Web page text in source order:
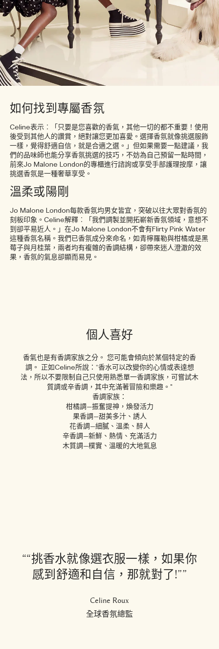
如何找到專屬香氛
Celine表示︰「只要是您喜歡的香氣，其他一切的都不重要！使用
後受到其他人的讚賞，絕對讓您更加喜愛。選擇香氛就像挑選服飾
一樣，覺得舒適自信，就是合適之選。」但如果需要一點建議，我
們的品味師也能分享香氛挑選的技巧，不妨為自己預留一點時間，
前來Jo Malone London的專櫃進行諮詢或享受手部護理按摩，讓
挑選香氛是一種奢華享受。
溫柔或陽剛
Jo Malone London每款香氛均男女皆宜，突破以往大眾對香氛的
刻板印象。Celine解釋︰「我們調製並開拓嶄新香氛領域，意想不
到卻平易近人。」在Jo Malone London不會有Flirty Pink Water
這種香氛名稱。我們已香氛成分來命名，如青檸羅勒與柑橘或是黑
莓子與月桂葉，兩者均有複雜的香調結構，卻帶來迷人澄澈的效
果，香氛的氣息卻顯而易見。
個人喜好
香氣也是有香調家族之分。 您可能會傾向於某個特定的香
調。 正如Celine所說：“香水可以改變你的心情或表達想
法，所以不要限制自己只使用熟悉單一香調家族，可嘗試木
質調或辛香調，其中充滿著冒險和樂趣。"
香調家族：
柑橘調—振奮提神，煥發活力
果香調—甜美多汁、誘人
花香調—細膩、溫柔、醉人
辛香調—新鮮、熱情、充滿活力
木質調—樸實、溫暖的大地氣息
““挑香水就像選衣服一樣，如果你
感到舒適和自信，那就對了!””
Celine Roux
全球香氛總監